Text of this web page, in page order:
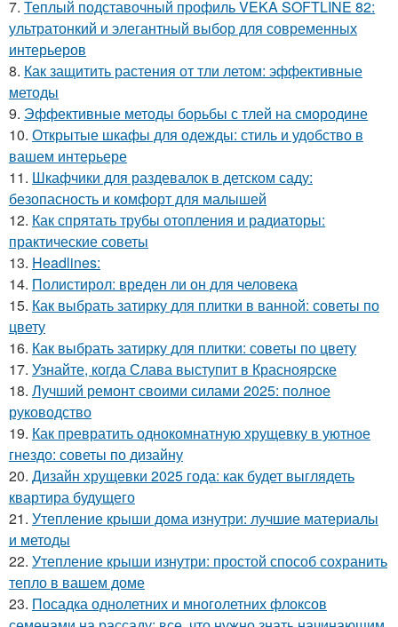
7. Теплый подставочный профиль VEKA SOFTLINE 82:
ультратонкий и элегантный выбор для современных
интерьеров
8. Как защитить растения от тли летом: эффективные
методы
9. Эффективные методы борьбы с тлей на смородине
10. Открытые шкафы для одежды: стиль и удобство в
вашем интерьере
11. Шкафчики для раздевалок в детском саду:
безопасность и комфорт для малышей
12. Как спрятать трубы отопления и радиаторы:
практические советы
13. Headlines:
14. Полистирол: вреден ли он для человека
15. Как выбрать затирку для плитки в ванной: советы по
цвету
16. Как выбрать затирку для плитки: советы по цвету
17. Узнайте, когда Слава выступит в Красноярске
18. Лучший ремонт своими силами 2025: полное
руководство
19. Как превратить однокомнатную хрущевку в уютное
гнездо: советы по дизайну
20. Дизайн хрущевки 2025 года: как будет выглядеть
квартира будущего
21. Утепление крыши дома изнутри: лучшие материалы
и методы
22. Утепление крыши изнутри: простой способ сохранить
тепло в вашем доме
23. Посадка однолетних и многолетних флоксов